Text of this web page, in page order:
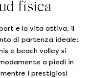
física
e la vita attiva, il
di partenza ideale:
e beach volley si
a piedi in
i prestigiosi